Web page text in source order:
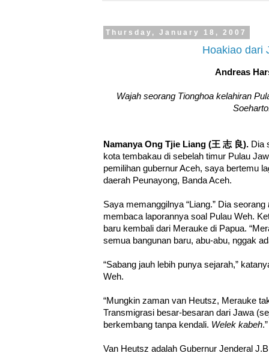
Thursday, January 18, 2007
Hoakiao dari
Andreas
Wajah seorang Tionghoa kelahiran
Namanya Ong Tjie Liang (王 志 良). Dia
kota tembakau di sebelah timur Pulau
pemilihan gubernur Aceh, saya bertemu
daerah Peunayong, Banda Aceh.
Saya memanggilnya “Liang.” Dia seorang
membaca laporannya soal Pulau Weh.
baru kembali dari Merauke di Papua.
semua bangunan baru, abu-abu, nggak
“Sabang jauh lebih punya sejarah,”
Weh.
“Mungkin zaman van Heutsz, Merauke
Transmigrasi besar-besaran dari Jawa
berkembang tanpa kendali. Welek kabeh.”
Van Heutsz adalah Gubernur Jenderal